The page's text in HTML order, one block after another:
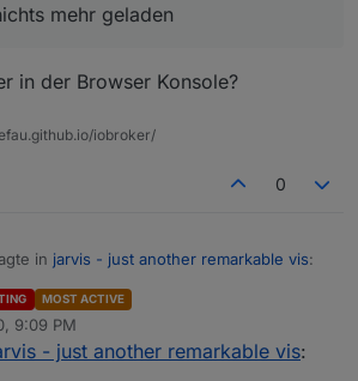
habe ich nicht probiert.
meine bisherige Konfig zerstört. Ich
ich fange wieder von vorn an.
mehr geladen
in der Browser Konsole?
iobroker/
0
in jarvis - just another remarkable vis:
meine bisherige Konfig zerstört. Ich
Map anlegen, nun wurde gar nichts
und ich fange wieder von vorn an.
Konfiguration im ioBroker unter
MOST ACTIVE
9:09 PM
- just another remarkable vis: